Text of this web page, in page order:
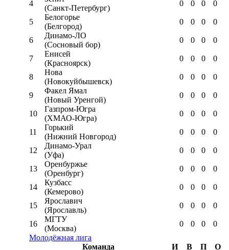
4
(Санкт-Петербург)
0 0 0 0
5
Белогорье
(Белгород)
0 0 0 0
6
Динамо-ЛО
(Сосновый бор)
0 0 0 0
7
Енисей
(Красноярск)
0 0 0 0
8
Нова
(Новокуйбышевск)
0 0 0 0
9
Факел Ямал
(Новый Уренгой)
0 0 0 0
10
Газпром-Югра
(ХМАО-Югра)
0 0 0 0
11
Горький
(Нижний Новгород)
0 0 0 0
12
Динамо-Урал
(Уфа)
0 0 0 0
13
Оренбуржье
(Оренбург)
0 0 0 0
14
Кузбасс
(Кемерово)
0 0 0 0
15
Ярославич
(Ярославль)
0 0 0 0
16
МГТУ
(Москва)
0 0 0
0
Молодёжная лига
Команда
И В П
О